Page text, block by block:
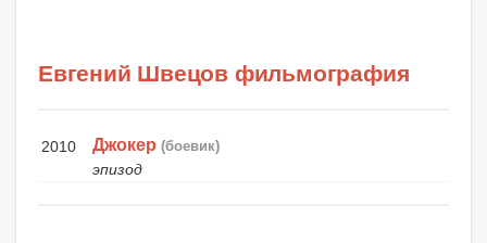
Евгений Швецов фильмография
2010 Джокер (боевик)
эпизод